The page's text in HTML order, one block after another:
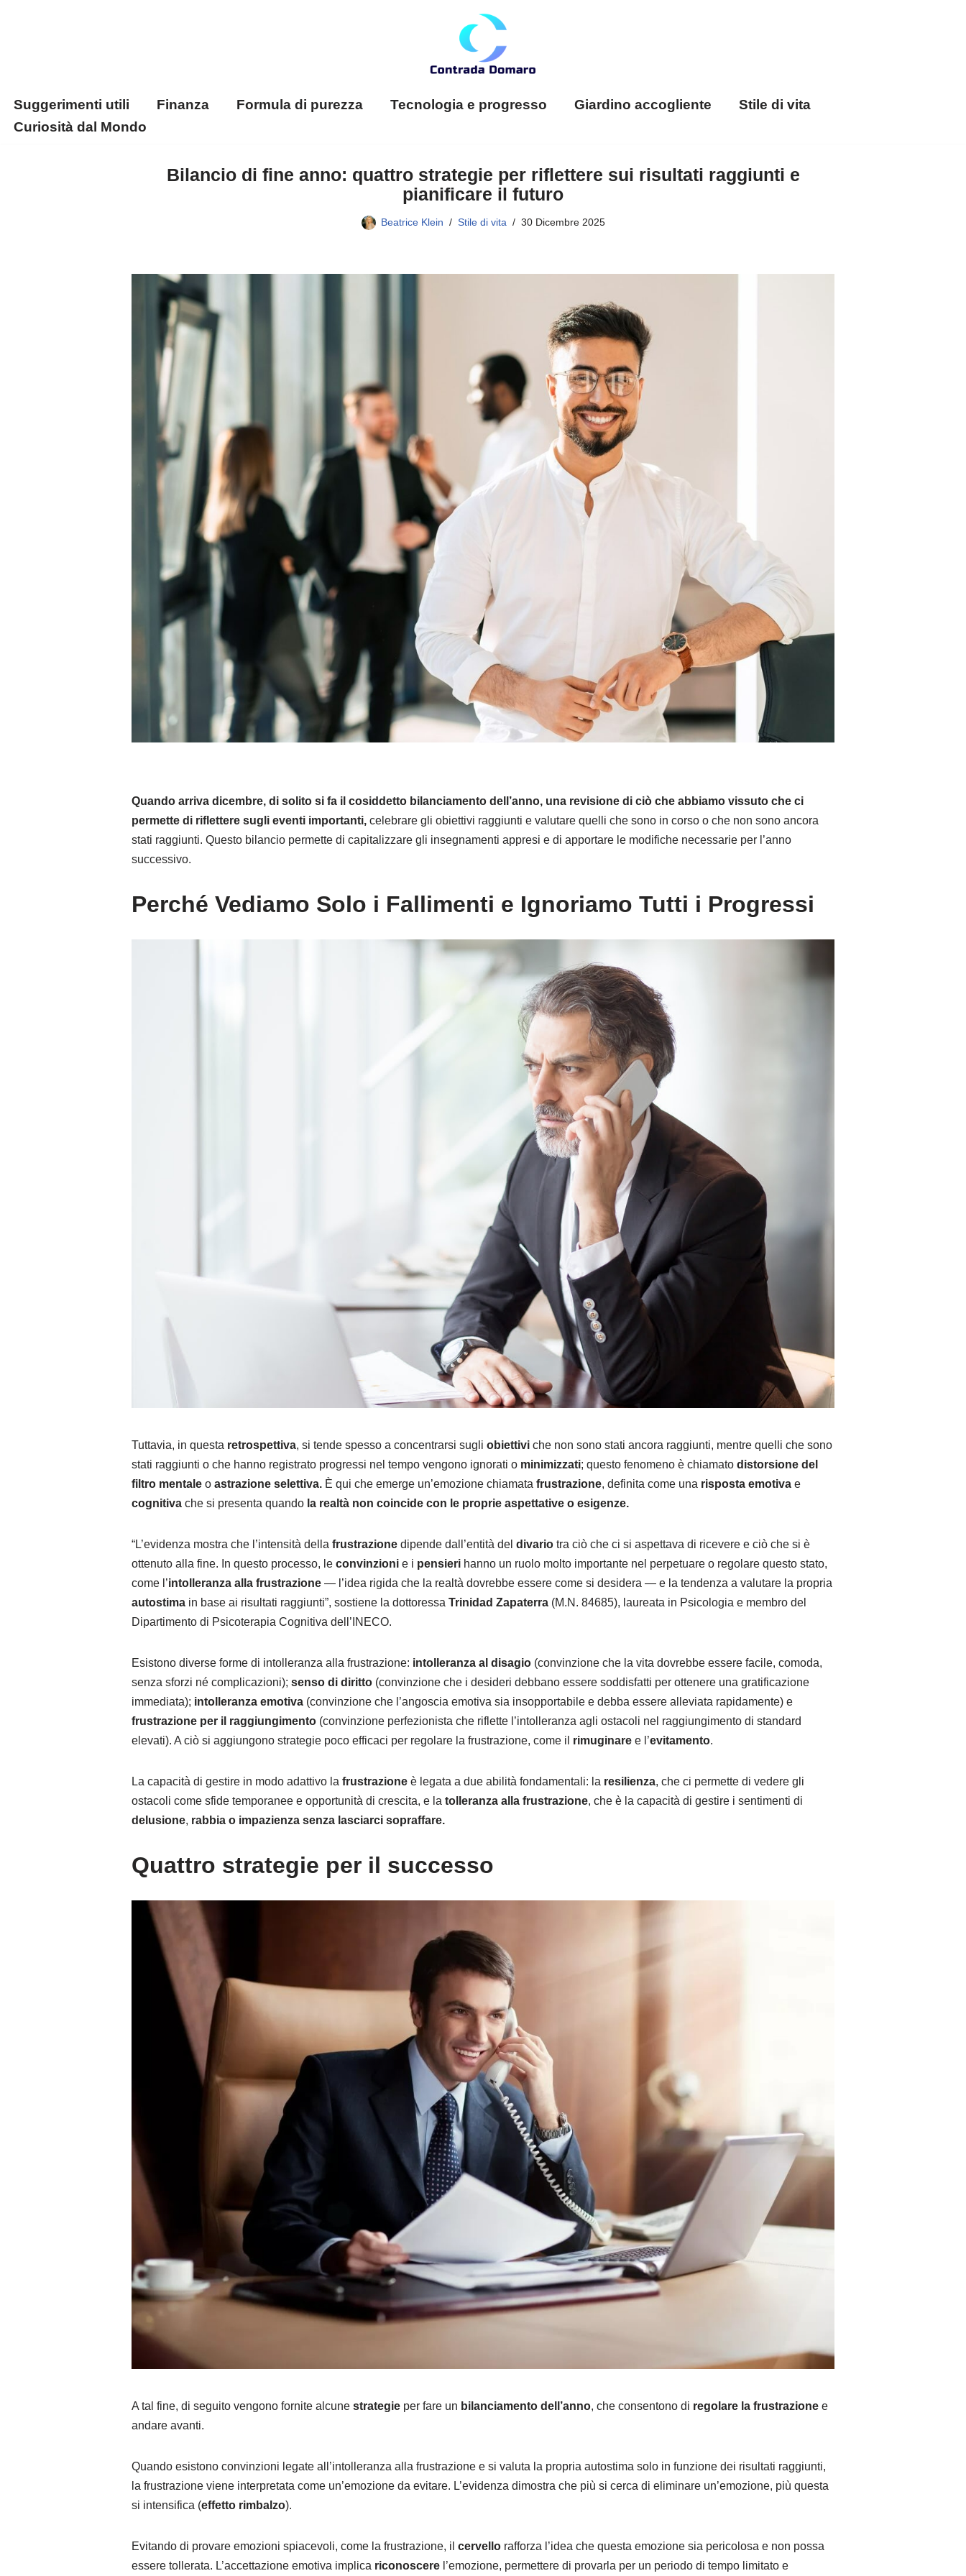
Suggerimenti utili Finanza Formula di purezza Tecnologia e progresso Giardino accogliente
Stile di vita
Curiosità dal Mondo
Bilancio di fine anno: quattro strategie per riflettere sui risultati raggiunti e
pianificare il futuro
Beatrice Klein Stile di vita 30 Dicembre 2025
Quando arriva dicembre, di solito si fa il cosiddetto bilanciamento dell’anno, una revisione di ciò che abbiamo vissuto che ci
permette di riflettere sugli eventi importanti, celebrare gli obiettivi raggiunti e valutare quelli che sono in corso o che non sono ancora
stati raggiunti. Questo bilancio permette di capitalizzare gli insegnamenti appresi e di apportare le modifiche necessarie per l’anno
successivo.
Perché Vediamo Solo i Fallimenti e Ignoriamo Tutti i Progressi
Tuttavia, in questa retrospettiva, si tende spesso a concentrarsi sugli obiettivi che non sono stati ancora raggiunti, mentre quelli che sono
stati raggiunti o che hanno registrato progressi nel tempo vengono ignorati o minimizzati; questo fenomeno è chiamato distorsione del
filtro mentale o astrazione selettiva. È qui che emerge un’emozione chiamata frustrazione, definita come una risposta emotiva e
cognitiva che si presenta quando la realtà non coincide con le proprie aspettative o esigenze.
“L’evidenza mostra che l’intensità della frustrazione dipende dall’entità del divario tra ciò che ci si aspettava di ricevere e ciò che si è
ottenuto alla fine. In questo processo, le convinzioni e i pensieri hanno un ruolo molto importante nel perpetuare o regolare questo stato,
come l’intolleranza alla frustrazione — l’idea rigida che la realtà dovrebbe essere come si desidera — e la tendenza a valutare la propria
autostima in base ai risultati raggiunti”, sostiene la dottoressa Trinidad Zapaterra (M.N. 84685), laureata in Psicologia e membro del
Dipartimento di Psicoterapia Cognitiva dell’INECO.
Esistono diverse forme di intolleranza alla frustrazione: intolleranza al disagio (convinzione che la vita dovrebbe essere facile, comoda,
senza sforzi né complicazioni); senso di diritto (convinzione che i desideri debbano essere soddisfatti per ottenere una gratificazione
immediata); intolleranza emotiva (convinzione che l’angoscia emotiva sia insopportabile e debba essere alleviata rapidamente) e
frustrazione per il raggiungimento (convinzione perfezionista che riflette l’intolleranza agli ostacoli nel raggiungimento di standard
elevati). A ciò si aggiungono strategie poco efficaci per regolare la frustrazione, come il rimuginare e l’evitamento.
La capacità di gestire in modo adattivo la frustrazione è legata a due abilità fondamentali: la resilienza, che ci permette di vedere gli
ostacoli come sfide temporanee e opportunità di crescita, e la tolleranza alla frustrazione, che è la capacità di gestire i sentimenti di
delusione, rabbia o impazienza senza lasciarci sopraffare.
Quattro strategie per il successo
A tal fine, di seguito vengono fornite alcune strategie per fare un bilanciamento dell’anno, che consentono di regolare la frustrazione e
andare avanti.
Quando esistono convinzioni legate all’intolleranza alla frustrazione e si valuta la propria autostima solo in funzione dei risultati raggiunti,
la frustrazione viene interpretata come un’emozione da evitare. L’evidenza dimostra che più si cerca di eliminare un’emozione, più questa
si intensifica (effetto rimbalzo).
Evitando di provare emozioni spiacevoli, come la frustrazione, il cervello rafforza l’idea che questa emozione sia pericolosa e non possa
essere tollerata. L’accettazione emotiva implica riconoscere l’emozione, permettere di provarla per un periodo di tempo limitato e